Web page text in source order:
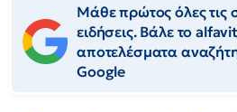
Μάθε πρώτος όλες τις
ειδήσεις. Βάλε το
αποτελέσματα
Google